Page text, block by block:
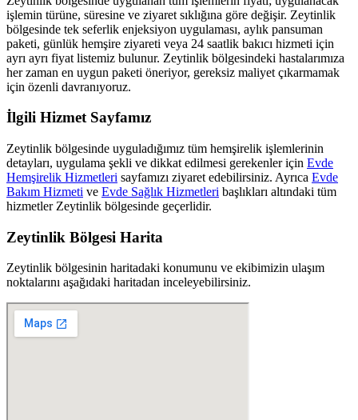
işlemin türüne, süresine ve ziyaret sıklığına göre değişir. Zeytinlik
bölgesinde tek seferlik enjeksiyon uygulaması, aylık pansuman
paketi, günlük hemşire ziyareti veya 24 saatlik bakıcı hizmeti için
ayrı ayrı fiyat listemiz bulunur. Zeytinlik bölgesindeki hastalarımıza
her zaman en uygun paketi öneriyor, gereksiz maliyet çıkarmamak
için özenli davranıyoruz.
İlgili Hizmet Sayfamız
Zeytinlik bölgesinde uyguladığımız tüm hemşirelik işlemlerinin
detayları, uygulama şekli ve dikkat edilmesi gerekenler için Evde
Hemşirelik Hizmetleri sayfamızı ziyaret edebilirsiniz. Ayrıca Evde
Bakım Hizmeti ve Evde Sağlık Hizmetleri başlıkları altındaki tüm
hizmetler Zeytinlik bölgesinde geçerlidir.
Zeytinlik Bölgesi Harita
Zeytinlik bölgesinin haritadaki konumunu ve ekibimizin ulaşım
noktalarını aşağıdaki haritadan inceleyebilirsiniz.